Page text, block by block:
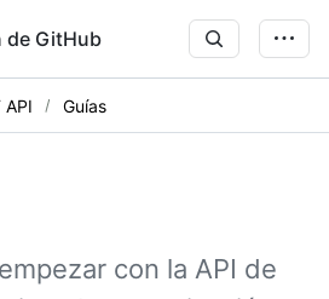
de GitHub
API Guías
con la API de